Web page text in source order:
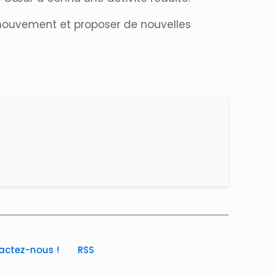
et proposer de nouvelles
nous ! RSS